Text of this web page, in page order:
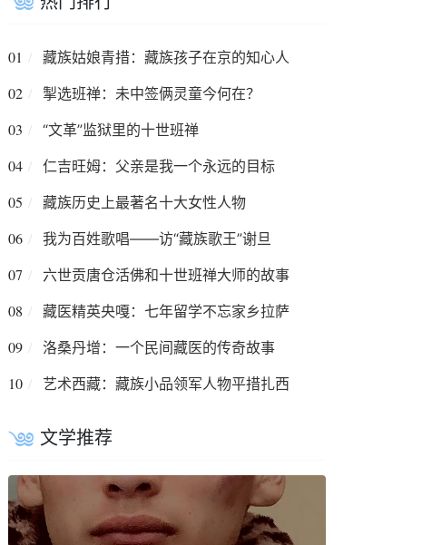
01 藏族姑娘青措：藏族孩子在京的知心人
02 掣选班禅：未中签俩灵童今何在？
03 “文革”监狱里的十世班禅
04 仁吉旺姆：父亲是我一个永远的目标
05 藏族历史上最著名十大女性人物
06 我为百姓歌唱——访“藏族歌王”谢旦
07 六世贡唐仓活佛和十世班禅大师的故事
08 藏医精英央嘎：七年留学不忘家乡拉萨
09 洛桑丹增：一个民间藏医的传奇故事
10 艺术西藏：藏族小品领军人物平措扎西
文学推荐